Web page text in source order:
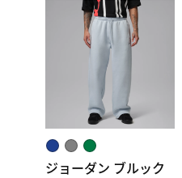
ジョーダン ブルック